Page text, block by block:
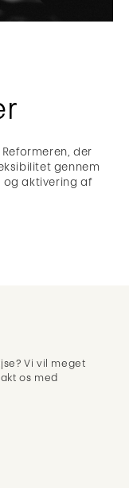
der
gennem
og aktivering af
Vi vil meget
os med